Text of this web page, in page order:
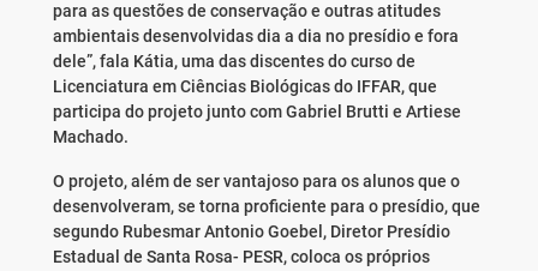
para as questões de conservação e outras atitudes
ambientais desenvolvidas dia a dia no presídio e fora
dele”, fala Kátia, uma das discentes do curso de
Licenciatura em Ciências Biológicas do IFFAR, que
participa do projeto junto com Gabriel Brutti e Artiese
Machado.
O projeto, além de ser vantajoso para os alunos que o
desenvolveram, se torna proficiente para o presídio, que
segundo Rubesmar Antonio Goebel, Diretor Presídio
Estadual de Santa Rosa- PESR, coloca os próprios